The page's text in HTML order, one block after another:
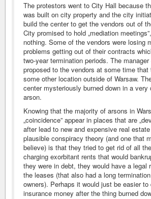
The protestors went to City Hall because
was built on city property and the city
build the center to get the vendors out of
City promised to hold „mediation
nothing. Some of the vendors were losing
problems getting out of their contracts
two-year termination periods. The
proposed to the vendors at some time
some other location outside of Warsaw.
center mysteriously burned down in a very
arson.
Knowing that the majority of arsons in
„coincidence” appear in places that are
after lead to new and expensive real
plausible conspiracy theory (and one that
believe) is that they tried to get rid of all
charging exorbitant rents that would
they were in debt, they would have a legal
the leases (that also had a long
owners). Perhaps it would just be easier
insurance money after the thing burned